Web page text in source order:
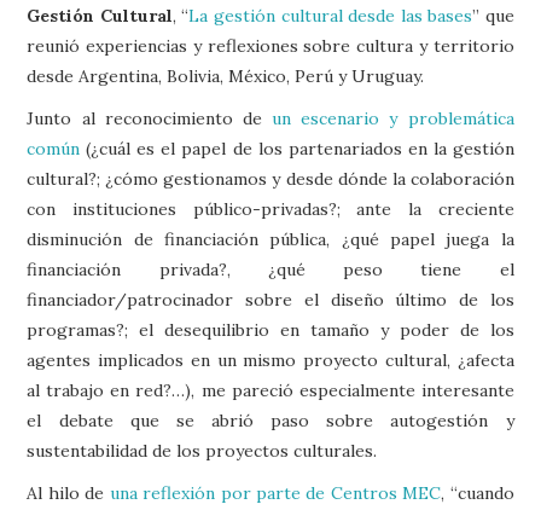
Gestión Cultural, “La gestión cultural desde las bases” que
reunió experiencias y reflexiones sobre cultura y territorio
desde Argentina, Bolivia, México, Perú y Uruguay.
Junto al reconocimiento deun escenario y problemática
común (¿cuál es el papel de los partenariados en la gestión
cultural?; ¿cómo gestionamos y desde dónde la colaboración
con instituciones público-privadas?; ante la creciente
disminución de financiación pública, ¿qué papel juega la
financiación privada?, ¿qué peso tiene el
financiador/patrocinador sobre el diseño último de los
programas?; el desequilibrio en tamaño y poder de los
agentes implicados en un mismo proyecto cultural, ¿afecta
al trabajo en red?…), me pareció especialmente interesante
el debate que se abrió paso sobre autogestión y
sustentabilidad de los proyectos culturales.
Al hilo de una reflexión por parte de Centros MEC, “cuando